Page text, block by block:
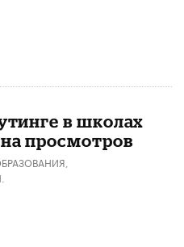
в школах
просмотров